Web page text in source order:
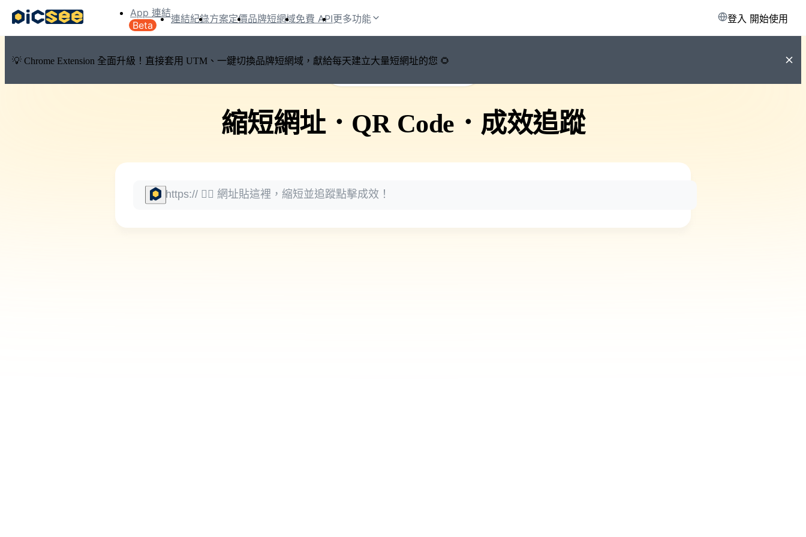
💡 Chrome Extension 全面升級！直接套用 UTM、一鍵切換品牌短網域，獻給每天建立大量短網址的您 🌻
App 連結
Beta
連結紀錄方案定價品牌短網域免費 API更多功能 登入 開始使用
🚀 PicSee 短網址永久有效
縮短網址． QR Code ． 成效追蹤